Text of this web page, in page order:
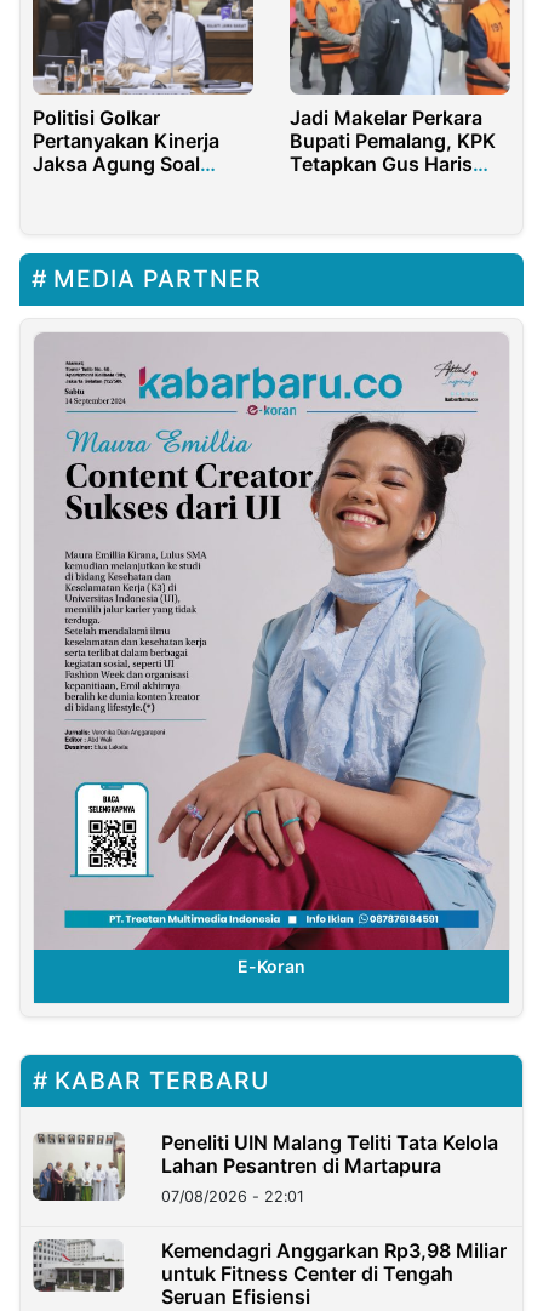
Politisi Golkar
Pertanyakan Kinerja
Jaksa Agung Soal
Jadi Makelar Perkara
Bupati Pemalang, KPK
Tetapkan Gus Haris
MEDIA PARTNER
E-Koran
KABAR TERBARU
Peneliti UIN Malang Teliti Tata Kelola
Lahan Pesantren di Martapura
07/08/2026 - 22:01
Kemendagri Anggarkan Rp3,98 Miliar
untuk Fitness Center di Tengah
Seruan Efisiensi